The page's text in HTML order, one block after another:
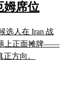
姆席位
选人在 Iran 战
上正面摊牌——
方向。